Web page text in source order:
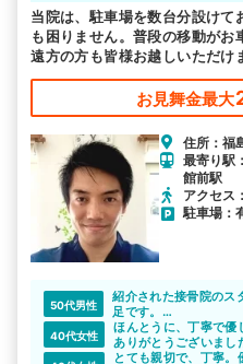
当院は、駐車場を数台分設けて
も困りません。普段の移動がお
遠方の方も皆様お越しいただけ
お見舞金最大
住所：福
最寄り駅
館前駅
アクセス
駐車場：
50代男性
紹介された接骨院のス
足です。
相手の保険会社から治
ます。
40代女性
ほんとうに、丁寧で優
ありがとうございまし
事故に遭ったときは早
とても親切で、丁寧